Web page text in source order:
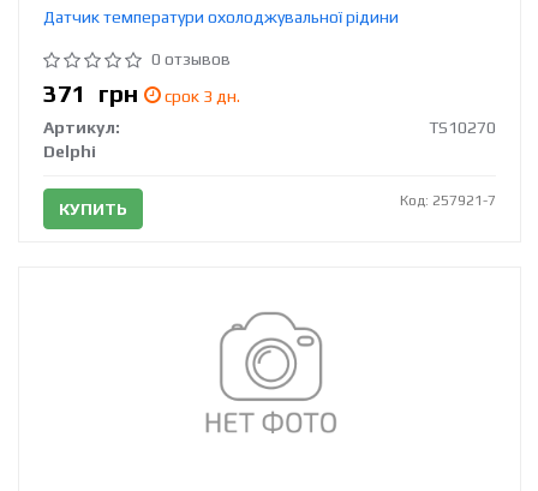
Датчик температури охолоджувальної рідини
0 отзывов
371 грн
срок 3 дн.
Артикул:
TS10270
Delphi
КУПИТЬ Код: 257921-7